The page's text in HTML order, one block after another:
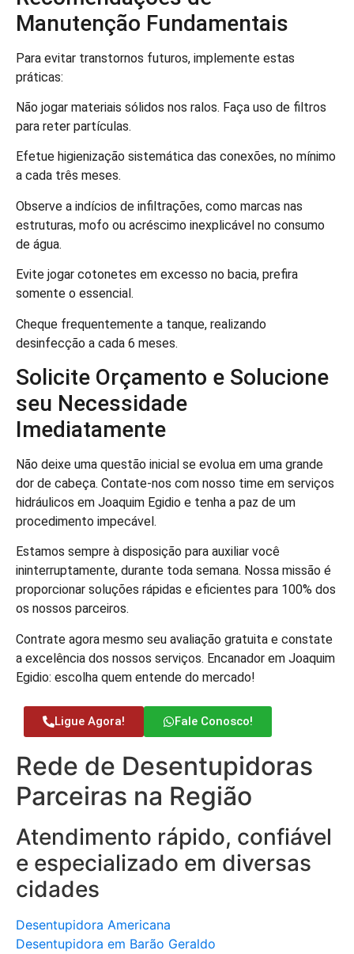
Manutenção Fundamentais
Para evitar transtornos futuros, implemente estas
práticas:
Não jogar materiais sólidos nos ralos. Faça uso de filtros
para reter partículas.
Efetue higienização sistemática das conexões, no mínimo
a cada três meses.
Observe a indícios de infiltrações, como marcas nas
estruturas, mofo ou acréscimo inexplicável no consumo
de água.
Evite jogar cotonetes em excesso no bacia, prefira
somente o essencial.
Cheque frequentemente a tanque, realizando
desinfecção a cada 6 meses.
Solicite Orçamento e Solucione
seu Necessidade
Imediatamente
Não deixe uma questão inicial se evolua em uma grande
dor de cabeça. Contate-nos com nosso time em serviços
hidráulicos em Joaquim Egidio e tenha a paz de um
procedimento impecável.
Estamos sempre à disposição para auxiliar você
ininterruptamente, durante toda semana. Nossa missão é
proporcionar soluções rápidas e eficientes para 100% dos
os nossos parceiros.
Contrate agora mesmo seu avaliação gratuita e constate
a excelência dos nossos serviços. Encanador em Joaquim
Egidio: escolha quem entende do mercado!
Ligue Agora! Fale Conosco!
Rede de Desentupidoras
Parceiras na Região
Atendimento rápido, confiável
e especializado em diversas
cidades
Desentupidora Americana
Desentupidora em Barão Geraldo